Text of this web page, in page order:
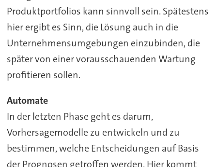
Produktportfolios kann sinnvoll sein. Spätestens
hier ergibt es Sinn, die Lösung auch in die
Unternehmensumgebungen einzubinden, die
später von einer vorausschauenden Wartung
profitieren sollen.
Automate
In der letzten Phase geht es darum,
Vorhersagemodelle zu entwickeln und zu
bestimmen, welche Entscheidungen auf Basis
der Prognosen getroffen werden. Hier kommt